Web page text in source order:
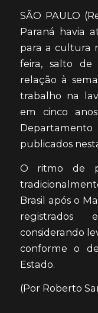
SÃO PAULO
Paraná havia
para a cultura
feira, salto de
relação à
trabalho na
em cinco
publicados
O ritmo de
Brasil após o
registrados
considerando
conforme o
Estado.
(Por Roberto